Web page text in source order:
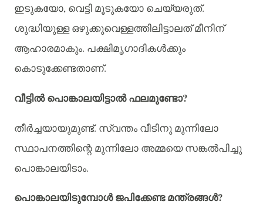
ഇടുകയോ, വെട്ടി മൂടുകയോ ചെയ്യരുത്.
ശുദ്ധിയുള്ള ഒഴുക്കുവെള്ളത്തിലിട്ടാലത് മീനിന്
ആഹാരമാകും. പക്ഷിമൃഗാദികൾക്കും
കൊടുക്കേണ്ടതാണ്.
വീട്ടിൽ പൊങ്കാലയിട്ടാൽ ഫലമുണ്ടോ?
തീർച്ചയായുമുണ്ട്. സ്വന്തം വീടിനു മുന്നിലോ
സ്ഥാപനത്തിന്റെ മുന്നിലോ അമ്മയെ സങ്കൽപിച്ചു
പൊങ്കാലയിടാം.
പൊങ്കാലയിടുമ്പോൾ ജപിക്കേണ്ട മന്ത്രങ്ങൾ?